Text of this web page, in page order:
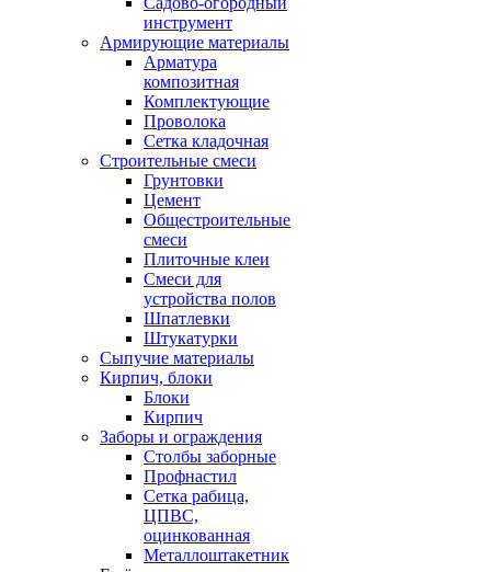
инструмент
Армирующие материалы
Арматура
композитная
Комплектующие
Проволока
Сетка кладочная
Строительные смеси
Грунтовки
Цемент
Общестроительные
смеси
Плиточные клеи
Смеси для
устройства полов
Шпатлевки
Штукатурки
Сыпучие материалы
Кирпич, блоки
Блоки
Кирпич
Заборы и ограждения
Столбы заборные
Профнастил
Сетка рабица,
ЦПВС,
оцинкованная
Металлоштакетник